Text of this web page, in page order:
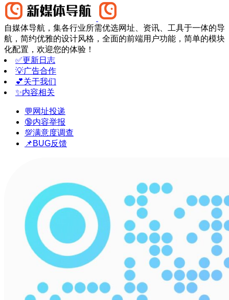
自媒体导航，集各行业所需优选网址、资讯、工具于一体的导
航，简约优雅的设计风格，全面的前端用户功能，简单的模块
化配置，欢迎您的体验！
✅更新日志
💡广告合作
💕关于我们
✨内容相关
💬网址投递
🔞内容举报
💯满意度调查
📌BUG反馈